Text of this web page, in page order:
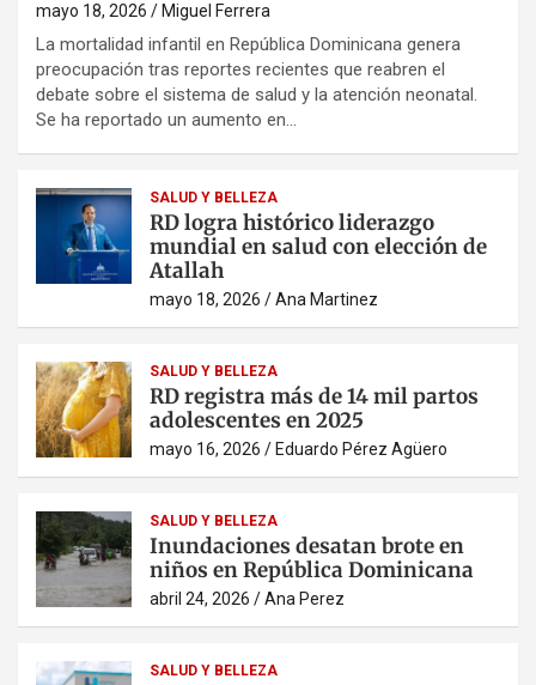
mayo 18, 2026 Miguel Ferrera
La mortalidad infantil en República Dominicana genera
preocupación tras reportes recientes que reabren el
debate sobre el sistema de salud y la atención neonatal.
Se ha reportado un aumento en…
SALUD Y BELLEZA
RD logra histórico liderazgo
mundial en salud con elección de
Atallah
mayo 18, 2026 Ana Martinez
SALUD Y BELLEZA
RD registra más de 14 mil partos
adolescentes en 2025
mayo 16, 2026 Eduardo Pérez Agüero
SALUD Y BELLEZA
Inundaciones desatan brote en
niños en República Dominicana
abril 24, 2026 Ana Perez
SALUD Y BELLEZA